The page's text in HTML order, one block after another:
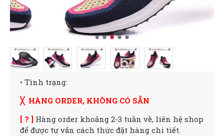
• Tình trạng:
╳ HÀNG ORDER, KHÔNG CÓ SẴN
[ ? ] Hàng order khoảng 2-3 tuần về, liên hệ shop
để được tư vấn cách thức đặt hàng chi tiết.